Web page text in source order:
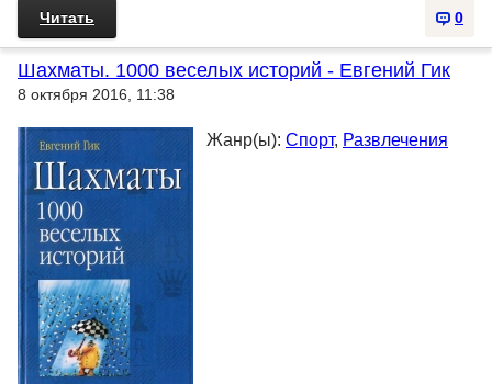
0
Читать
Шахматы. 1000 веселых историй - Евгений Гик
8 октября 2016, 11:38
Жанр(ы): Спорт, Развлечения